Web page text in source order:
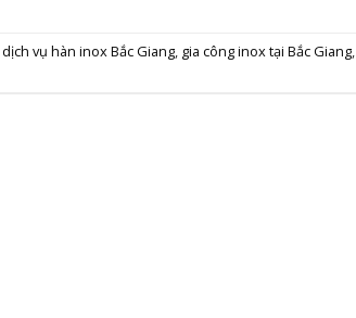
dịch vụ hàn inox Bắc Giang, gia công inox tại Bắc Giang,